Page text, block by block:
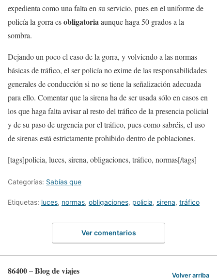
expedienta como una falta en su servicio, pues en el uniforme de
policía la gorra esobligatoriaaunque haga 50 grados a la
sombra.
Dejando un poco el caso de la gorra, y volviendo a las normas
básicas de tráfico, el ser policía no exime de las responsabilidades
generales de conducción si no se tiene la señalización adecuada
para ello. Comentar que la sirena ha de ser usada sólo en casos en
los que haga falta avisar al resto del tráfico de la presencia policial
y de su paso de urgencia por el tráfico, pues como sabréis, el uso
de sirenas está estrictamente prohibido dentro de poblaciones.
[tags]policia, luces, sirena, obligaciones, tráfico, normas[/tags]
Categorías: Sabías que
Etiquetas: luces, normas, obligaciones, policia, sirena, tráfico
Ver comentarios
86400 – Blog de viajes Volver arriba